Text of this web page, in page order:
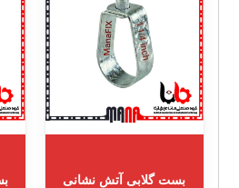
بست گلابی آتش نشانی